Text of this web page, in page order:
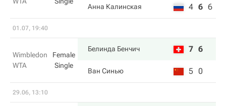
Анна Калинская 4 6 6
01.07, 19:40
Wimbledon
WTA
Female
Single
Белинда Бенчич 7 6
Ван Синью 5 0
29.06, 13:10